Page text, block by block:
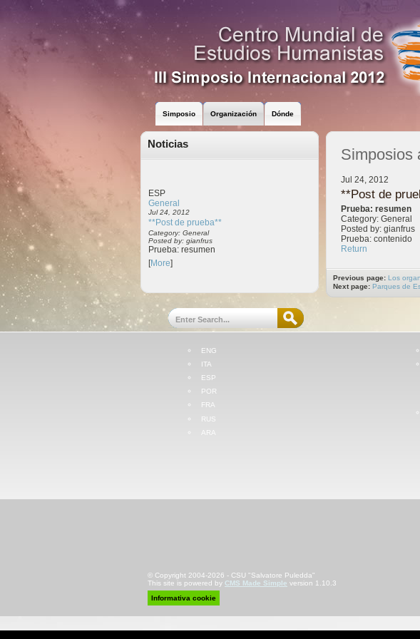
Simposio Organización Dónde
Noticias
ESP
General
Jul 24, 2012
**Post de prueba**
Category: General
Posted by: gianfrus
Prueba: resumen
[More]
Simposios
Jul 24, 2012
**Post de
Prueba: resumen
Category: General
Posted by: gianfrus
Prueba: contenido
Return
Previous page: Los
Next page: Parques de
ENG
ITA
ESP
POR
FRA
RUS
ARA
© Copyright 2004-2026 - CSU "Salvatore Puledda"
This site is powered by CMS Made Simple version 1.10.3
Informativa cookie